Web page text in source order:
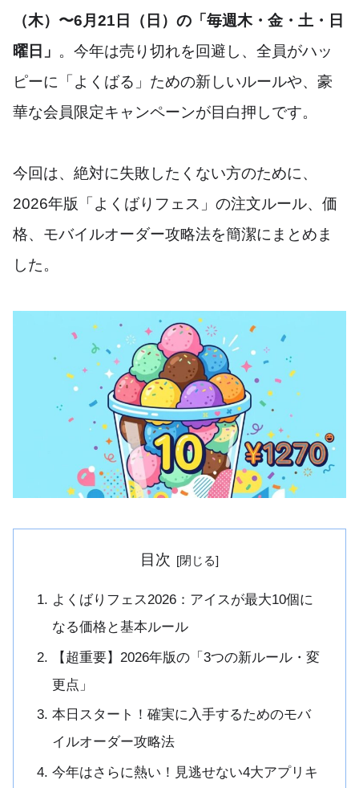
（木）〜6月21日（日）の「毎週木・金・土・日
曜日」 。今年は売り切れを回避し、全員がハッ
ピーに「よくばる」ための新しいルールや、豪
華な会員限定キャンペーンが目白押しです。
今回は、絶対に失敗したくない方のために、
2026年版「よくばりフェス」の注文ルール、価
格、モバイルオーダー攻略法を簡潔にまとめま
した。
目次
よくばりフェス2026：アイスが最大10個に
なる価格と基本ルール
【超重要】2026年版の「3つの新ルール・変
更点」
本日スタート！確実に入手するためのモバ
イルオーダー攻略法
今年はさらに熱い！見逃せない4大アプリキ